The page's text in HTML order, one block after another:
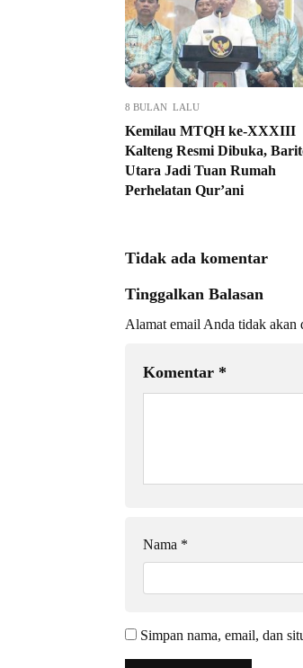
8 BULAN LALU
Kemilau MTQH ke-XXXIII
Kalteng Resmi Dibuka,
Utara Jadi Tuan Rumah
Perhelatan Qur’ani
Tidak ada komentar
Tinggalkan Balasan
Alamat email Anda tidak akan
Komentar *
Nama *
Simpan nama, email, dan